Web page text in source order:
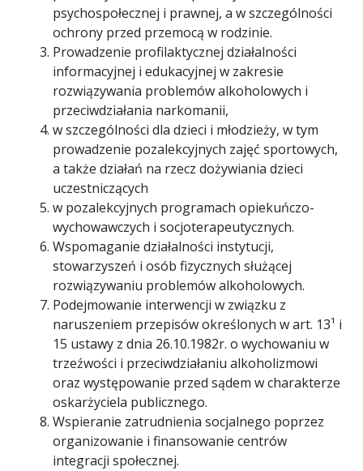
psychospołecznej i prawnej, a w szczególności
ochrony przed przemocą w rodzinie.
Prowadzenie profilaktycznej działalności
informacyjnej i edukacyjnej w zakresie
rozwiązywania problemów alkoholowych i
przeciwdziałania narkomanii,
w szczególności dla dzieci i młodzieży, w tym
prowadzenie pozalekcyjnych zajęć sportowych,
a także działań na rzecz dożywiania dzieci
uczestniczących
w pozalekcyjnych programach opiekuńczo-
wychowawczych i socjoterapeutycznych.
Wspomaganie działalności instytucji,
stowarzyszeń i osób fizycznych służącej
rozwiązywaniu problemów alkoholowych.
Podejmowanie interwencji w związku z
naruszeniem przepisów określonych w art. 13¹ i
15 ustawy z dnia 26.10.1982r. o wychowaniu w
trzeźwości i przeciwdziałaniu alkoholizmowi
oraz występowanie przed sądem w charakterze
oskarżyciela publicznego.
Wspieranie zatrudnienia socjalnego poprzez
organizowanie i finansowanie centrów
integracji społecznej.